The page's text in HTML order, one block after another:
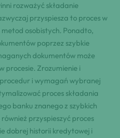
rozważyć składanie
przyspiesza to proces w
osobistych. Ponadto,
poprzez szybkie
dokumentów może
procesie. Zrozumienie i
i wymagań wybranej
proces składania
banku znanego z szybkich
przyspieszyć proces
dobrej historii kredytowej i